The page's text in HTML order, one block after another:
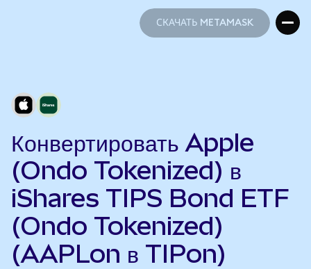
СКАЧАТЬ METAMASK
Конвертировать Apple
(Ondo Tokenized) в
iShares TIPS Bond ETF
(Ondo Tokenized)
(AAPLon в TIPon)